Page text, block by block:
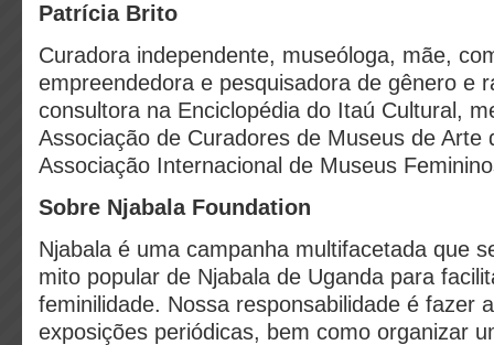
Patrícia Brito
Curadora independente, museóloga, mãe,
empreendedora e pesquisadora de gênero e
consultora na Enciclopédia do Itaú Cultural,
Associação de Curadores de Museus de Arte
Associação Internacional de Museus
Sobre Njabala Foundation
Njabala é uma campanha multifacetada que
mito popular de Njabala de Uganda para
feminilidade. Nossa responsabilidade é fazer
exposições periódicas, bem como organizar